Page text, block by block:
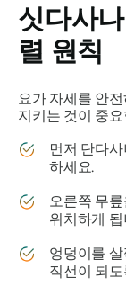
싯다사나
렬 원칙
요가 자세를 안
지키는 것이 중
먼저 단다
하세요.
오른쪽 무
위치하게 됩
엉덩이를
직선이 되